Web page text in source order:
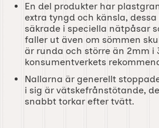
En del produkter har
extra tyngd och känsla,
säkrade i speciella nätpåsar
faller ut även om sömmen
är runda och större än 2mm i
konsumentverkets
Nallarna är generellt
i sig är vätskefrånstötande,
snabbt torkar efter tvätt.